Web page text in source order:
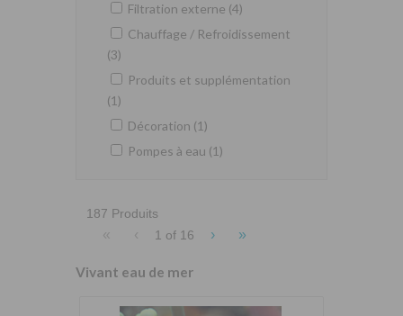
Filtration externe (4)
Chauffage / Refroidissement
(3)
Produits et supplémentation
(1)
Décoration (1)
Pompes à eau (1)
187 Produits
« ‹ 1 of 16 › »
Vivant eau de mer